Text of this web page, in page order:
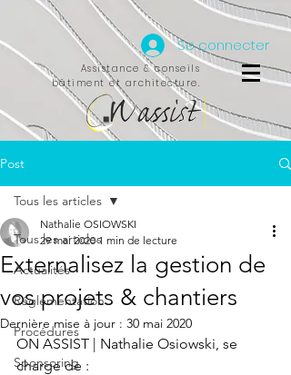
Assistance & conseils
bâtiment et architecture.
Se connecter
Post
Tous les articles
Actualités
Réglementation
Procédures
Sponsoring
Tous les articles
Externalisez la gestion de
vos projets & chantiers
Nathalie OSIOWSKI
29 mai 2020 1 min de lecture
Dernière mise à jour : 30 mai 2020
ON ASSIST | Nathalie Osiowski, se
charge de :